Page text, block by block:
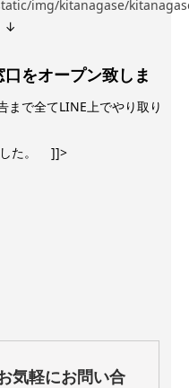
↓
をオープン致しま
まで全てLINE上でやり取り
した。 ]]>
気軽にお問い合